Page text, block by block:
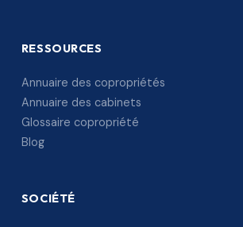
RESSOURCES
Annuaire des copropriétés
Annuaire des cabinets
Glossaire copropriété
Blog
SOCIÉTÉ